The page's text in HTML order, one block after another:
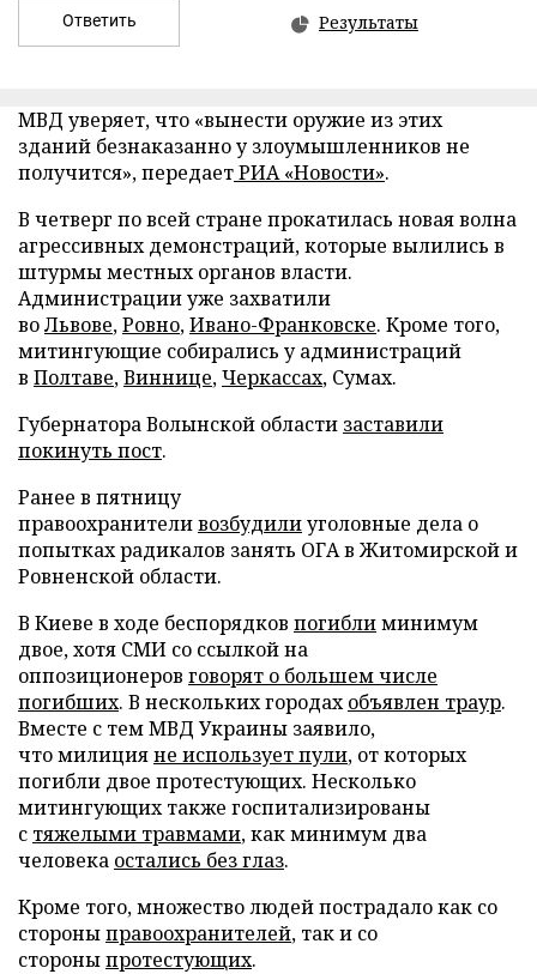
Ответить Результаты
МВД уверяет, что «вынести оружие из этих
зданий безнаказанно у злоумышленников не
получится»,передаетРИА «Новости».
В четверг по всей стране прокатилась новая волна
агрессивных демонстраций, которые вылились в
штурмы местных органов власти.
Администрации уже захватили
воЛьвове,Ровно,Ивано-Франковске. Кроме того,
митингующие собирались у администраций
в Полтаве,Виннице,Черкассах, Сумах.
Губернатора Волынской области заставили
покинуть пост.
Ранее в пятницу
правоохранителивозбудилиуголовные дела о
попытках радикалов занять ОГА в Житомирской и
Ровненской области.
В Киеве в ходе беспорядков погиблиминимум
двое, хотя СМИ со ссылкой на
оппозиционеров говорят о большем числе
погибших. В нескольких городахобъявлен траур.
Вместе с тем МВД Украины заявило,
что милицияне использует пули, от которых
погибли двое протестующих. Несколько
митингующих также госпитализированы
с тяжелыми травмами, как минимум два
человека остались без глаз.
Кроме того, множество людей пострадало как со
стороныправоохранителей, так и со
стороныпротестующих.